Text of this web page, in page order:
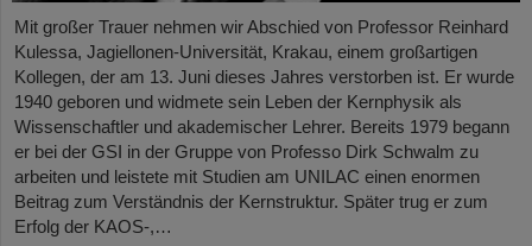
Mit großer Trauer nehmen wir Abschied von Professor Reinhard
Kulessa, Jagiellonen-Universität, Krakau, einem großartigen
Kollegen, der am 13. Juni dieses Jahres verstorben ist. Er wurde
1940 geboren und widmete sein Leben der Kernphysik als
Wissenschaftler und akademischer Lehrer. Bereits 1979 begann
er bei der GSI in der Gruppe von Professo Dirk Schwalm zu
arbeiten und leistete mit Studien am UNILAC einen enormen
Beitrag zum Verständnis der Kernstruktur. Später trug er zum
Erfolg der KAOS-,…